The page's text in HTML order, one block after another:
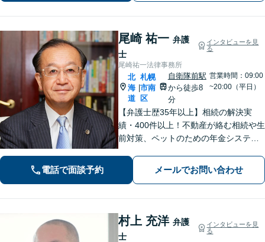
尾崎 祐一 弁護
士
インタビューを見
る
尾崎祐一法律事務所
北
海
道
|
札幌
市南
区
自衛隊前駅
から徒歩8
分
営業時間：09:00
~20:00（平日）
【弁護士歴35年以上】相続の解決実
績・400件以上！不動産が絡む相続や生
前対策、ペットのための年金システム
金・刑事事件・不動産トラブルなど幅
広く対応。依頼者の背景に潜む原因を
電話で面談予約 メールでお問い合わせ
村上 充洋 弁護
士
インタビューを見
る